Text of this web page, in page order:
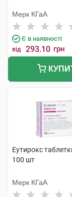
Мерк КГаА
Є в наявності
від 293.10 грн
Еутирокс
100 шт
Мерк КГаА